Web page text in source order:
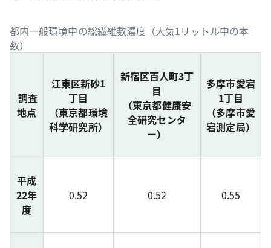
都内一般環境中の総繊維数濃度（大気1リットル中の本
数）
調査
地点
江東区新砂1
丁目
（東京都環境
科学研究所）
新宿区百人町3丁
目
（東京都健康安
全研究センタ
ー）
多摩市愛宕
1丁目
（多摩市愛
宕測定局）
平成
22年
度
0.52 0.52 0.55